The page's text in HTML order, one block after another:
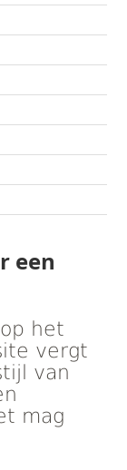
een
het
vergt
van
mag